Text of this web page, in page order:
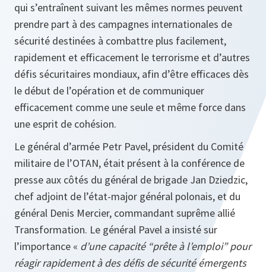
qui s’entraînent suivant les mêmes normes peuvent
prendre part à des campagnes internationales de
sécurité destinées à combattre plus facilement,
rapidement et efficacement le terrorisme et d’autres
défis sécuritaires mondiaux, afin d’être efficaces dès
le début de l’opération et de communiquer
efficacement comme une seule et même force dans
une esprit de cohésion.
Le général d’armée Petr Pavel, président du Comité
militaire de l’OTAN, était présent à la conférence de
presse aux côtés du général de brigade Jan Dziedzic,
chef adjoint de l’état-major général polonais, et du
général Denis Mercier, commandant suprême allié
Transformation. Le général Pavel a insisté sur
l’importance « d’une capacité “prête à l’emploi” pour
réagir rapidement à des défis de sécurité émergents